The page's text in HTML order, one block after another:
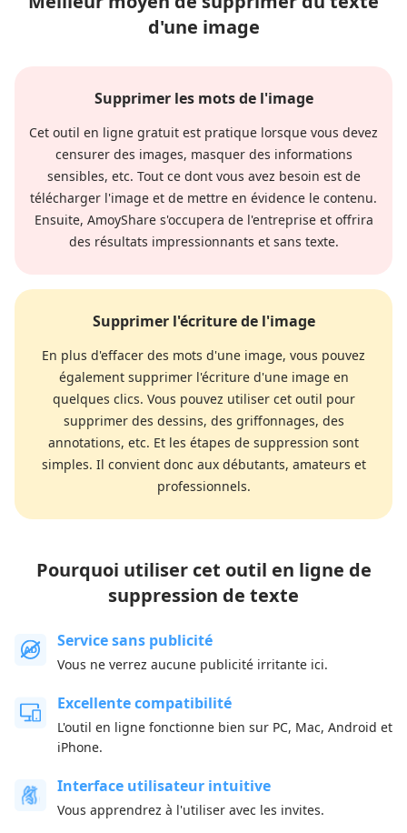
d'une image
Supprimer les mots de l'image
Cet outil en ligne gratuit est pratique lorsque vous devez
censurer des images, masquer des informations
sensibles, etc. Tout ce dont vous avez besoin est de
télécharger l'image et de mettre en évidence le contenu.
Ensuite, AmoyShare s'occupera de l'entreprise et offrira
des résultats impressionnants et sans texte.
Supprimer l'écriture de l'image
En plus d'effacer des mots d'une image, vous pouvez
également supprimer l'écriture d'une image en
quelques clics. Vous pouvez utiliser cet outil pour
supprimer des dessins, des griffonnages, des
annotations, etc. Et les étapes de suppression sont
simples. Il convient donc aux débutants, amateurs et
professionnels.
Pourquoi utiliser cet outil en ligne de
suppression de texte
Service sans publicité
Vous ne verrez aucune publicité irritante ici.
Excellente compatibilité
L'outil en ligne fonctionne bien sur PC, Mac, Android et
iPhone.
Interface utilisateur intuitive
Vous apprendrez à l'utiliser avec les invites.